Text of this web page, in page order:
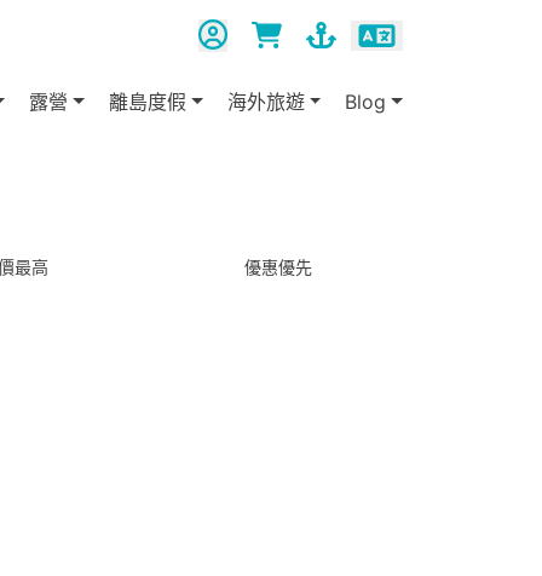
露營 離島度假 海外旅遊 Blog
最高 優惠優先